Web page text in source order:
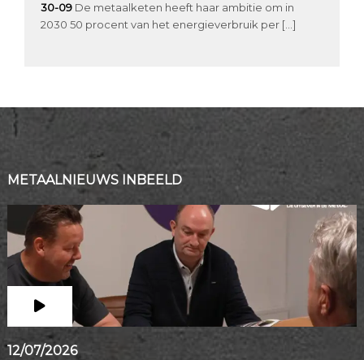
30-09 De metaalketen heeft haar ambitie om in
2030 50 procent van het energieverbruik per […]
METAALNIEUWS INBEELD
12/07/2026